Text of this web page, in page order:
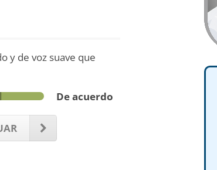
y de voz suave que
De acuerdo